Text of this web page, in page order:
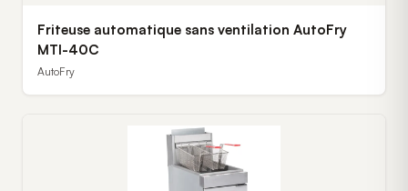
Friteuse automatique sans ventilation AutoFry
MTI-40C
AutoFry